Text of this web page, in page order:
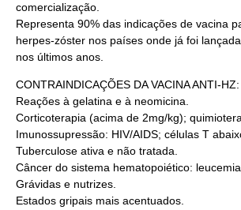
comercialização.
Representa 90% das indicações de vacina
herpes-zóster nos países onde já foi
nos últimos anos.
CONTRAINDICAÇÕES DA VACINA ANTI-HZ:
Reações à gelatina e à neomicina.
Corticoterapia (acima de 2mg/kg);
Imunossupressão: HIV/AIDS; células T
Tuberculose ativa e não tratada.
Câncer do sistema hematopoiético:
Grávidas e nutrizes.
Estados gripais mais acentuados.